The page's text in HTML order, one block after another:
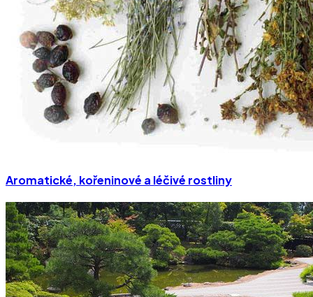
Aromatické, kořeninové a léčivé rostliny